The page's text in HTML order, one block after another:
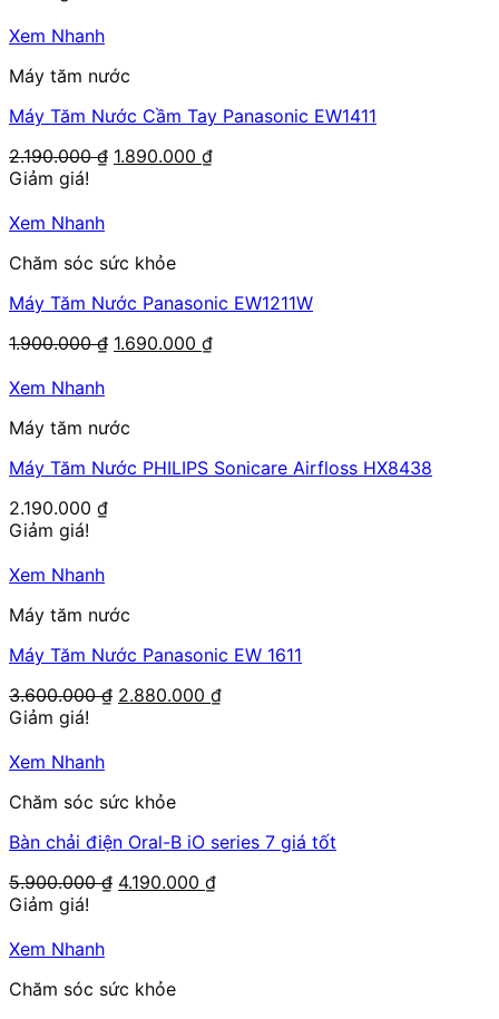
Xem Nhanh
Máy tăm nước
Máy Tăm Nước Cầm Tay Panasonic EW1411
2.190.000₫ Giá
1.890.000 ₫Giá
Giảm giá!
Xem Nhanh
Chăm sóc sức khỏe
Máy Tăm Nước Panasonic EW1211W
1.900.000₫ Giá
1.690.000 ₫Giá
Xem Nhanh
Máy tăm nước
Máy Tăm Nước PHILIPS Sonicare Airfloss HX8438
2.190.000 ₫
Giảm giá!
Xem Nhanh
Máy tăm nước
Máy Tăm Nước Panasonic EW 1611
3.600.000₫ Giá
2.880.000 ₫Giá
Giảm giá!
Xem Nhanh
Chăm sóc sức khỏe
Bàn chải điện Oral-B iO series 7 giá tốt
5.900.000₫ Giá
4.190.000 ₫Giá
Giảm giá!
Xem Nhanh
Chăm sóc sức khỏe